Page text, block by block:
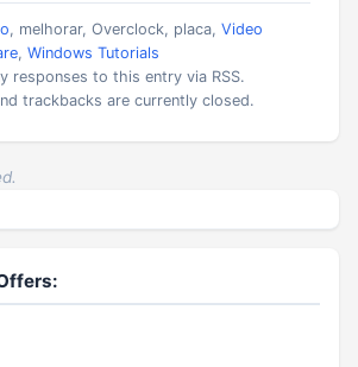
, melhorar, Overclock, placa, Video
, Windows Tutorials
responses to this entry via RSS.
trackbacks are currently closed.